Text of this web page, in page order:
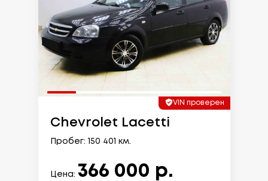
VIN проверен
Chevrolet Lacetti
Пробег: 150 401 км.
Цена: 366 000 р.